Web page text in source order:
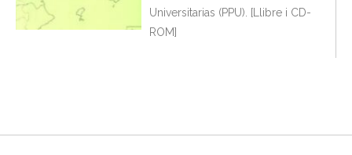
Universitarias (PPU). [Llibre i CD-
ROM]